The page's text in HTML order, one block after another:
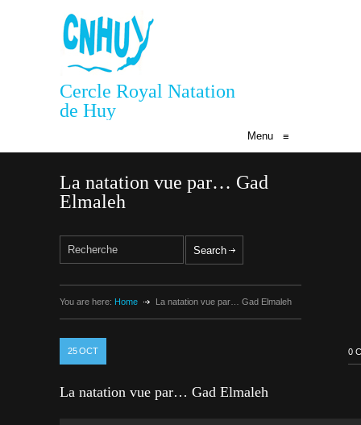
Cercle Royal Natation
de Huy
Menu ≡
La natation vue par… Gad
Elmaleh
You are here: Home La natation vue par… Gad Elmaleh
25OCT 0
La natation vue par… Gad Elmaleh